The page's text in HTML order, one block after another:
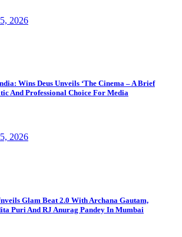
2026
Wins Deus Unveils ‘The Cinema – A Brief
And Professional Choice For Media
2026
Glam Beat 2.0 With Archana Gautam,
Puri And RJ Anurag Pandey In Mumbai